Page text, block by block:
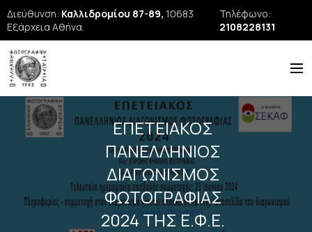
Διεύθυνση: Καλλιδρομίου 87-89, 10683
Εξάρχεια Αθήνα.
Τηλέφωνο:
2108228131
Η ΕΦΕ
ΙΣΤΟΡΙΑ
ΝΕΑ
ΕΚΘΕΣΕΙΣ
ΣΕΜΙΝΑΡΙΑ
ΕΠΕΤΕΙΑΚΟΣ
ΠΑΝΕΛΛΗΝΙΟΣ
ΔΙΑΓΩΝΙΣΜΟΣ
ΦΩΤΟΓΡΑΦΙΑΣ
2024 ΤΗΣ Ε.Φ.Ε.